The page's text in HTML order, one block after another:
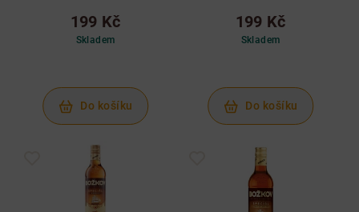
199 Kč
Skladem
Do košíku
199 Kč
Skladem
Do košíku